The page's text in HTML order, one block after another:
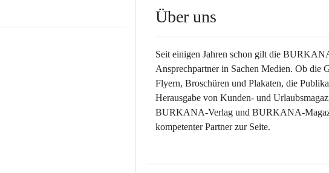
Über uns
Seit einigen Jahren schon gilt die
Ansprechpartner in Sachen Medien. Ob die
Flyern, Broschüren und Plakaten, die
Herausgabe von Kunden- und
BURKANA-Verlag und BURKANA-
kompetenter Partner zur Seite.